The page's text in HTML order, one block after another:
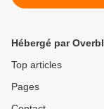
DE 9H à
Hébergé par
Top articles
Pages